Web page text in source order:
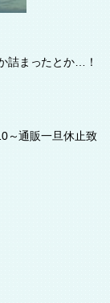
詰まったとか…！
～通販一旦休止致